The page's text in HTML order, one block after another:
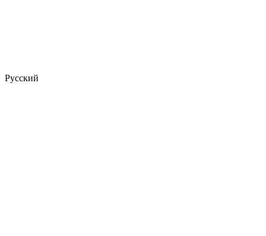
Русский